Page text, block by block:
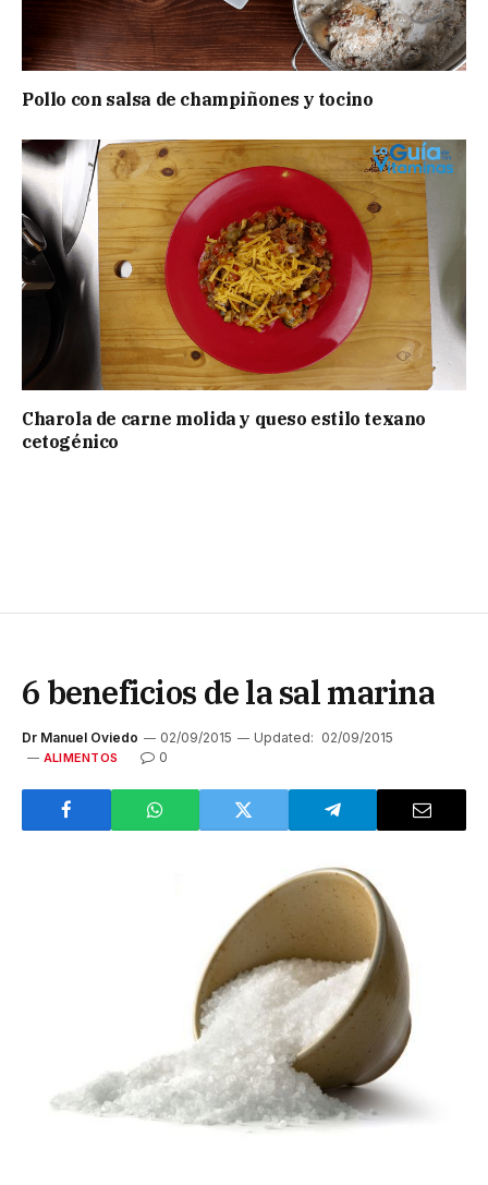
Pollo con salsa de champiñones y tocino
Charola de carne molida y queso estilo texano
cetogénico
6 beneficios de la sal marina
Dr Manuel Oviedo 02/09/2015 Updated: 02/09/2015
ALIMENTOS 0